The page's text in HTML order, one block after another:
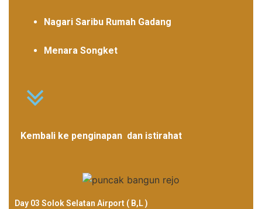
Nagari Saribu Rumah Gadang
Menara Songket
Kembali ke penginapan dan istirahat
Day 03 Solok Selatan Airport ( B,L )